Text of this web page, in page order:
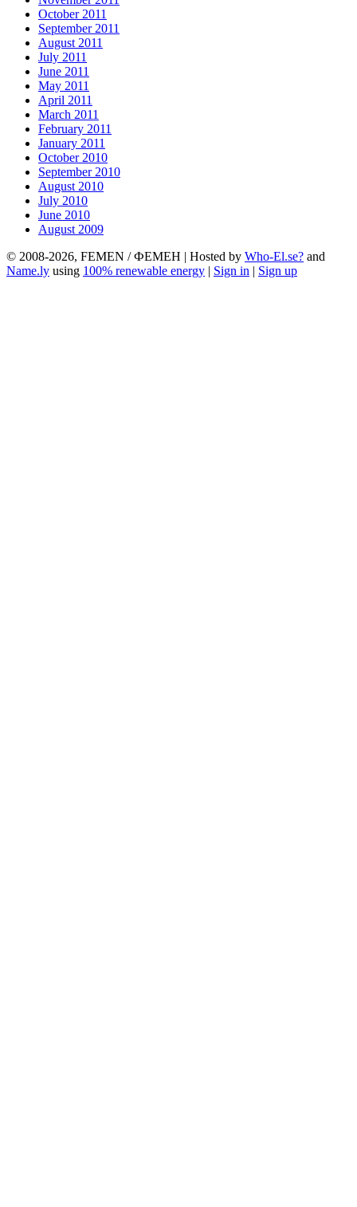
October 2011
September 2011
August 2011
July 2011
June 2011
May 2011
April 2011
March 2011
February 2011
January 2011
October 2010
September 2010
August 2010
July 2010
June 2010
August 2009
© 2008-2026, FEMEN / ФЕМЕН | Hosted by Who-El.se? and
Name.ly using 100% renewable energy | Sign in | Sign up